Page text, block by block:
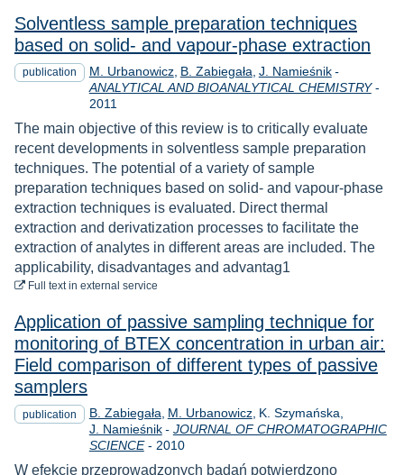
Solventless sample preparation techniques
based on solid- and vapour-phase extraction
publication M. Urbanowicz B. Zabiegała J. Namieśnik -
ANALYTICAL AND BIOANALYTICAL CHEMISTRY-Year
2011
The main objective of this review is to critically evaluate
recent developments in solventless sample preparation
techniques. The potential of a variety of sample
preparation techniques based on solid- and vapour-phase
extraction techniques is evaluated. Direct thermal
extraction and derivatization processes to facilitate the
extraction of analytes in different areas are included. The
applicability, disadvantages and advantag1
Full textto download
in external service
Application of passive sampling technique for
monitoring of BTEX concentration in urban air:
Field comparison of different types of passive
samplers
publication B. Zabiegała M. Urbanowicz K. Szymańska
J. Namieśnik - JOURNAL OF CHROMATOGRAPHIC
SCIENCE- Year
2010
W efekcie przeprowadzonych badań potwierdzono